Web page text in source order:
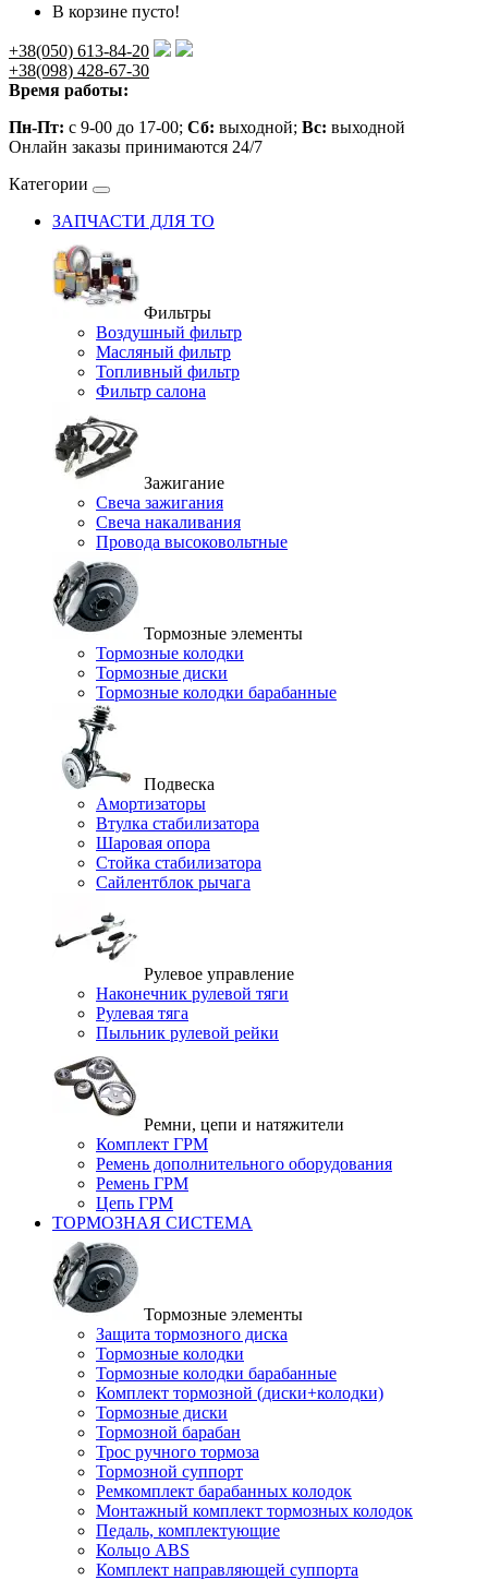
В корзине пусто!
+38(050) 613-84-20
+38(098) 428-67-30
Время работы:
Пн-Пт: с 9-00 до 17-00; Сб: выходной; Вс: выходной
Онлайн заказы принимаются 24/7
Категории
ЗАПЧАСТИ ДЛЯ ТО
Фильтры
Воздушный фильтр
Масляный фильтр
Топливный фильтр
Фильтр салона
Зажигание
Свеча зажигания
Свеча накаливания
Провода высоковольтные
Тормозные элементы
Тормозные колодки
Тормозные диски
Тормозные колодки барабанные
Подвеска
Амортизаторы
Втулка стабилизатора
Шаровая опора
Стойка стабилизатора
Сайлентблок рычага
Рулевое управление
Наконечник рулевой тяги
Рулевая тяга
Пыльник рулевой рейки
Ремни, цепи и натяжители
Комплект ГРМ
Ремень дополнительного оборудования
Ремень ГРМ
Цепь ГРМ
ТОРМОЗНАЯ СИСТЕМА
Тормозные элементы
Защита тормозного диска
Тормозные колодки
Тормозные колодки барабанные
Комплект тормозной (диски+колодки)
Тормозные диски
Тормозной барабан
Трос ручного тормоза
Тормозной суппорт
Ремкомплект барабанных колодок
Монтажный комплект тормозных колодок
Педаль, комплектующие
Кольцо ABS
Комплект направляющей суппорта